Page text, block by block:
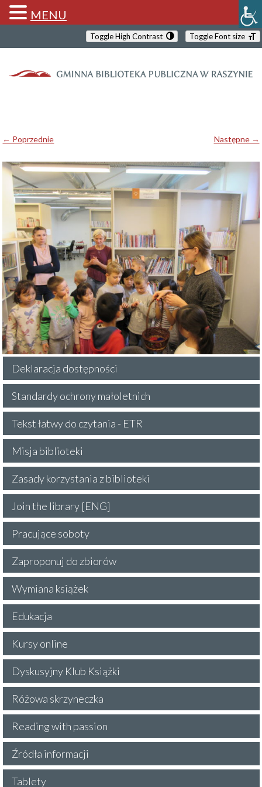
Toggle High Contrast Toggle Font size
← Poprzednie Następne →
Deklaracja dostępności
Standardy ochrony małoletnich
Tekst łatwy do czytania - ETR
Misja biblioteki
Zasady korzystania z biblioteki
Join the library [ENG]
Pracujące soboty
Zaproponuj do zbiorów
Wymiana książek
Edukacja
Kursy online
Dyskusyjny Klub Książki
Różowa skrzyneczka
Reading with passion
Źródła informacji
Tablety
MENU